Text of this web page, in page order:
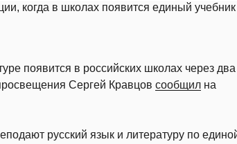
когда в школах появится единый
появится в российских школах через два
Сергей Кравцов сообщил на
русский язык и литературу по